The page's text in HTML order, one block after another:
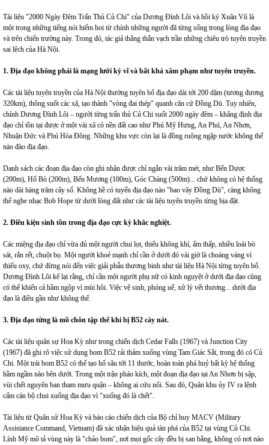
Tài liệu "2000 Ngày Đêm Trấn Thủ Củ Chi" của Dương Đình Lôi và hồi ký Xuân Vũ là
một trong những tiếng nói hiếm hoi từ chính những người đã từng sống trong lòng địa đạo
và trên chiến trường này. Trong đó, tác giả thẳng thắn vạch trần những chiêu trò tuyên truyền
sai lệch của Hà Nội.
1. Địa đạo không phải là mạng lưới kỳ vĩ và bất khả xâm phạm như tuyên truyền.
Các tài liệu tuyên truyền của Hà Nội thường tuyên bố địa đạo dài tới 200 dặm (tương đương
320km), thông suốt các xã, tạo thành "vòng đai thép" quanh căn cứ Đồng Dù. Tuy nhiên,
chính Dương Đình Lôi – người từng trấn thủ Củ Chi suốt 2000 ngày đêm – khẳng định địa
đạo chỉ tồn tại được ở một vài xã có nền đất cao như Phú Mỹ Hưng, An Phú, An Nhơn,
Nhuận Đức và Phú Hòa Đông. Những khu vực còn lại là đồng ruộng ngập nước không thể
nào đào địa đạo.
Danh sách các đoạn địa đạo còn ghi nhận được chỉ ngắn vài trăm mét, như Bến Dược
(200m), Hố Bò (200m), Bến Mương (100m), Góc Chàng (500m)... chứ không có hệ thống
nào dài hàng trăm cây số. Không hề có tuyến địa đạo nào "bao vây Đồng Dù", càng không
thể nghe nhạc Bob Hope từ dưới lòng đất như các tài liệu tuyên truyền từng bịa đặt.
2. Điều kiện sinh tồn trong địa đạo cực kỳ khắc nghiệt.
Các miệng địa đạo chỉ vừa đủ một người chui lọt, thiếu không khí, ẩm thấp, nhiều loài bò
sát, rắn rết, chuột bọ. Một người khoẻ mạnh chỉ cần ở dưới đó vài giờ là choáng váng vì
thiếu oxy, chứ đừng nói đến việc giải phẫu thương binh như tài liệu Hà Nội từng tuyên bố.
Dương Đình Lôi kể lại rằng, chỉ cần một người phụ nữ có kinh nguyệt ở dưới địa đạo cũng
có thể khiến cả hầm ngộp vì mùi hôi. Việc vệ sinh, phóng uế, xử lý vết thương... dưới địa
đạo là điều gần như không thể.
3. Địa đạo từng là mồ chôn tập thể khi bị B52 cày nát.
Các tài liệu quân sự Hoa Kỳ như trong chiến dịch Cedar Falls (1967) và Junction City
(1967) đã ghi rõ việc sử dụng bom B52 rải thảm xuống vùng Tam Giác Sắt, trong đó có Củ
Chi. Một trái bom B52 có thể tạo hố sâu tới 11 thước, hoàn toàn phá huỷ bất kỳ hệ thống
hầm ngầm nào bên dưới. Trong một trận pháo kích, một đoạn địa đạo tại An Nhơn bị sập,
vùi chết nguyên ban tham mưu quận – không ai cứu nổi. Sau đó, Quân khu ủy IV ra lệnh
cấm cán bộ chui xuống địa đạo vì "xuống đó là chết".
Tài liệu từ Quân sử Hoa Kỳ và báo cáo chiến dịch của Bộ chỉ huy MACV (Military
Assistance Command, Vietnam) đã xác nhận hiệu quả tàn phá của B52 tại vùng Củ Chi.
Lính Mỹ mô tả vùng này là "chảo bom", nơi mọi gốc cây đều bị san bằng, không có nơi nào